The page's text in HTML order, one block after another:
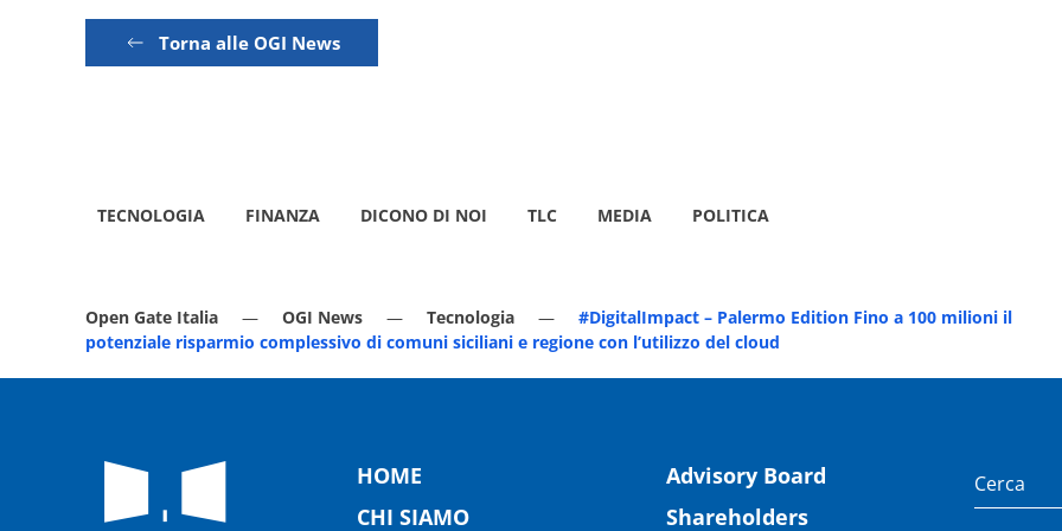
Torna alle OGI News
TECNOLOGIA FINANZA DICONO DI NOI TLC MEDIA POLITICA
Open Gate Italia OGI News Tecnologia
#DigitalImpact – Palermo Edition Fino a 100 milioni il
potenziale risparmio complessivo di comuni siciliani e regione con l’utilizzo del cloud
HOME
CHI SIAMO
Advisory Board
Shareholders